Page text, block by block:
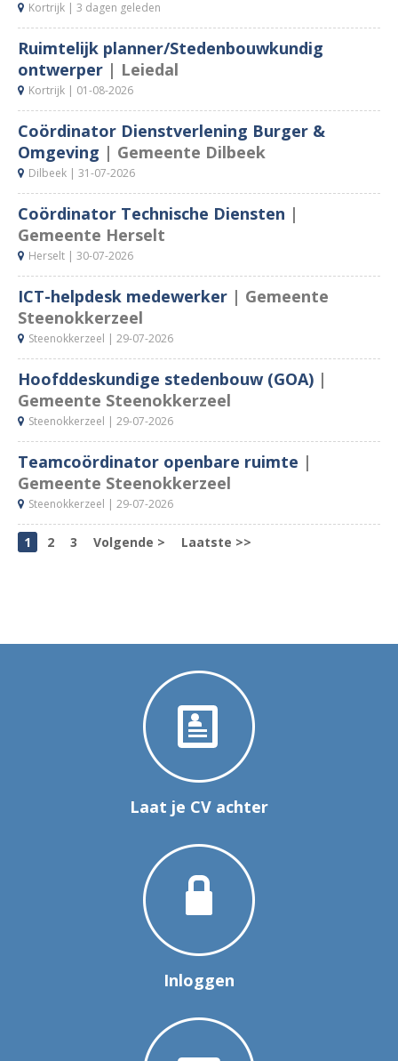
Kortrijk | 3 dagen geleden
Ruimtelijk planner/Stedenbouwkundig
ontwerper | Leiedal
Kortrijk | 01-08-2026
Coördinator Dienstverlening Burger &
Omgeving | Gemeente Dilbeek
Dilbeek | 31-07-2026
Coördinator Technische Diensten |
Gemeente Herselt
Herselt | 30-07-2026
ICT-helpdesk medewerker | Gemeente
Steenokkerzeel
Steenokkerzeel | 29-07-2026
Hoofddeskundige stedenbouw (GOA) |
Gemeente Steenokkerzeel
Steenokkerzeel | 29-07-2026
Teamcoördinator openbare ruimte |
Gemeente Steenokkerzeel
Steenokkerzeel | 29-07-2026
1 2 3 Volgende > Laatste >>
Laat je CV achter
Inloggen